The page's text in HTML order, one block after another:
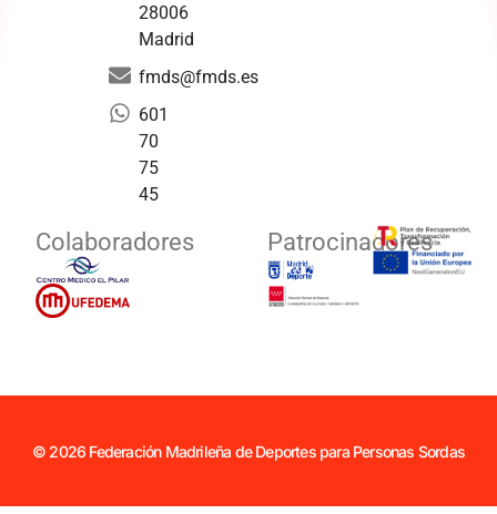
28006
Madrid
fmds@fmds.es
601
70
75
45
Colaboradores Patrocinadores
© 2026 Federación Madrileña de Deportes para Personas Sordas